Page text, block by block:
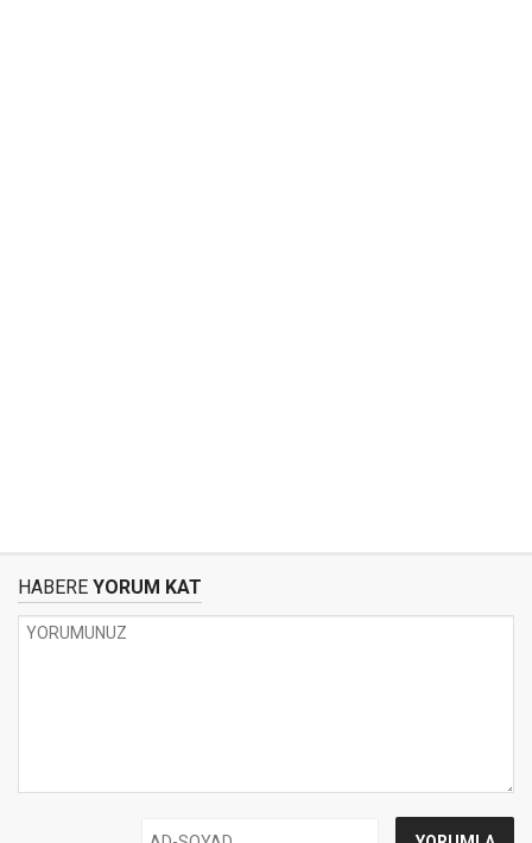
HABERE YORUM KAT